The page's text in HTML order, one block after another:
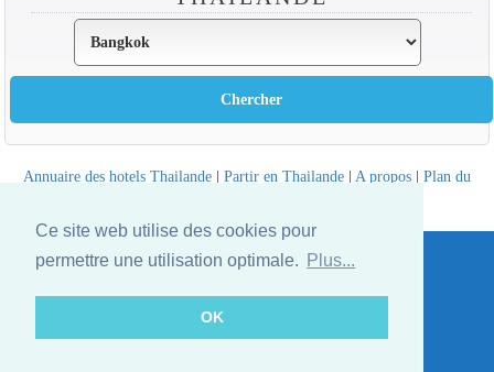
Ce site web utilise des cookies pour
permettre une utilisation optimale.
Plus...
OK
Annuaire des hotels Thailande | Partir en Thailande | A propos | Plan du
Website © Thailandee.com - 2026